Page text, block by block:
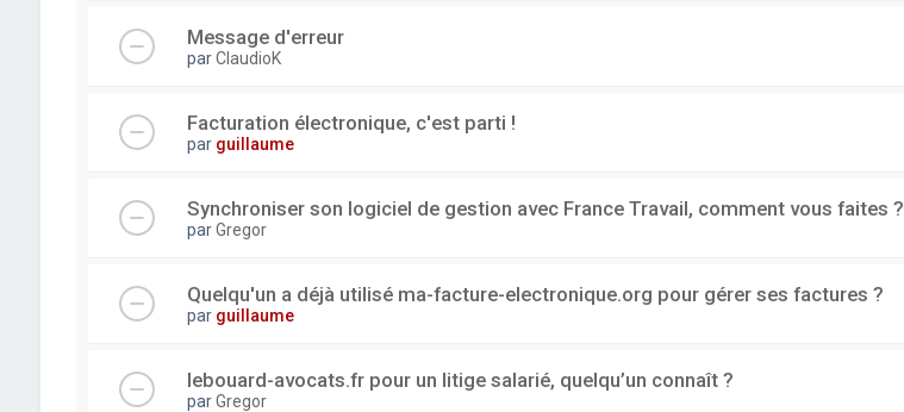
Message d'erreur
parClaudioK
Facturation électronique, c'est parti !
par guillaume
Synchroniser son logiciel de gestion avec France Travail, comment vous faites ?
parGregor
Quelqu'un a déjà utilisé ma-facture-electronique.org pour gérer ses factures ?
par guillaume
lebouard-avocats.fr pour un litige salarié, quelqu’un connaît ?
parGregor